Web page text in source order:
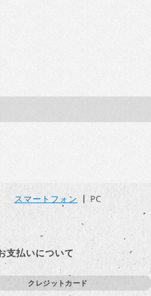
スマートフォン PC
支払いについて
クレジットカード